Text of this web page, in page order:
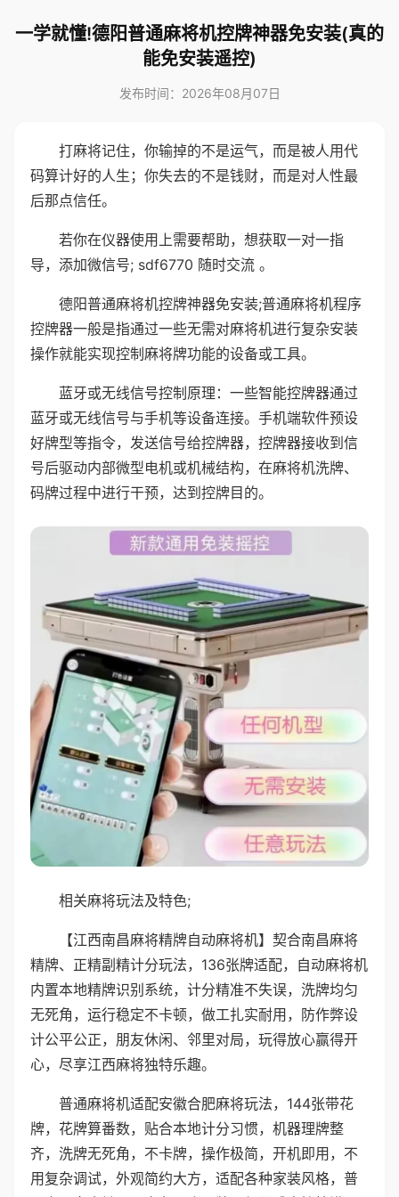
一学就懂!德阳普通麻将机控牌神器免安装(真的
能免安装遥控)
发布时间：2026年08月07日
打麻将记住，你输掉的不是运气，而是被人用代
码算计好的人生；你失去的不是钱财，而是对人性最
后那点信任。
若你在仪器使用上需要帮助，想获取一对一指
导，添加微信号; sdf6770 随时交流 。
德阳普通麻将机控牌神器免安装;普通麻将机程序
控牌器一般是指通过一些无需对麻将机进行复杂安装
操作就能实现控制麻将牌功能的设备或工具。
蓝牙或无线信号控制原理：一些智能控牌器通过
蓝牙或无线信号与手机等设备连接。手机端软件预设
好牌型等指令，发送信号给控牌器，控牌器接收到信
号后驱动内部微型电机或机械结构，在麻将机洗牌、
码牌过程中进行干预，达到控牌目的。
相关麻将玩法及特色;
【江西南昌麻将精牌自动麻将机】契合南昌麻将
精牌、正精副精计分玩法，136张牌适配，自动麻将机
内置本地精牌识别系统，计分精准不失误，洗牌均匀
无死角，运行稳定不卡顿，做工扎实耐用，防作弊设
计公平公正，朋友休闲、邻里对局，玩得放心赢得开
心，尽享江西麻将独特乐趣。
普通麻将机适配安徽合肥麻将玩法，144张带花
牌，花牌算番数，贴合本地计分习惯，机器理牌整
齐，洗牌无死角，不卡牌，操作极简，开机即用，不
用复杂调试，外观简约大方，适配各种家装风格，普